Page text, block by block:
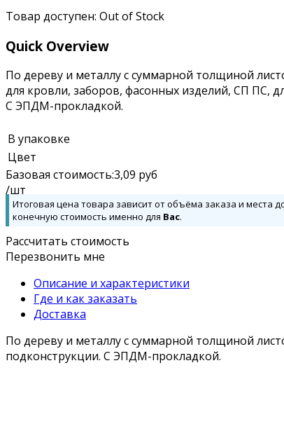
Товар доступен: Out of Stock
Quick Overview
По дереву и металлу с суммарной толщиной
для кровли, заборов, фасонных изделий, СП ПС,
С ЭПДМ-прокладкой.
В упаковке
Цвет
Базовая стоимость:3,09 руб
/шт
Итоговая цена товара зависит от объёма заказа и места
конечную стоимость именно для Вас.
Рассчитать стоимость
Перезвонить мне
Описание и характеристики
Где и как заказать
Доставка
По дереву и металлу с суммарной толщиной
подконструкции. С ЭПДМ-прокладкой.